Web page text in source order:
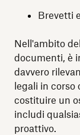
Brevetti
Nell'ambito
documenti, è
davvero
legali in
costituire un
includi
proattivo.